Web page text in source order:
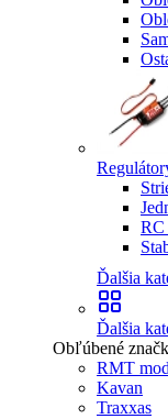
RC
Ďalšia
Ďalšia
Obľúbené
RMT
Kavan
Traxxas